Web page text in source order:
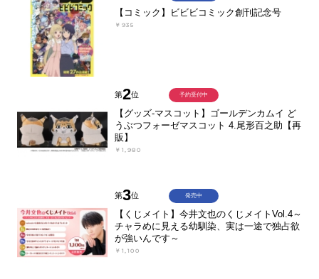
【コミック】ビビビコミック創刊記念号
￥935
第2位
【グッズ-マスコット】ゴールデンカムイ ど
うぶつフォーゼマスコット 4.尾形百之助【再
販】
￥1,980
予約受付中
第3位
【くじメイト】今井文也のくじメイトVol.4～
チャラめに見える幼馴染、実は一途で独占欲
が強いんです～
￥1,100
発売中